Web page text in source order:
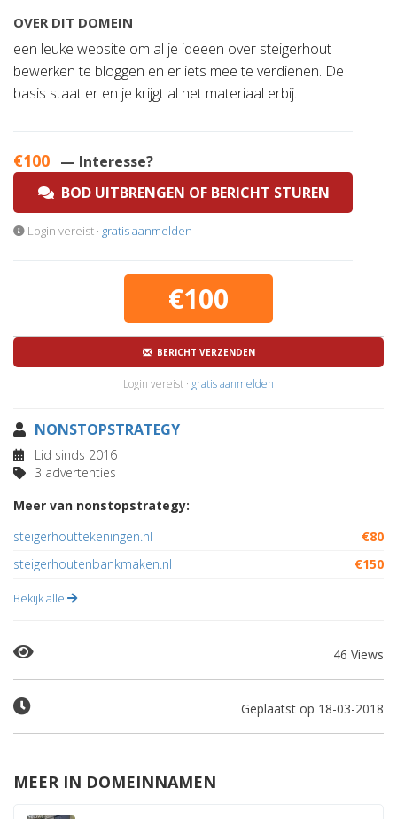
OVER DIT DOMEIN
een leuke website om al je ideeen over steigerhout
bewerken te bloggen en er iets mee te verdienen. De
basis staat er en je krijgt al het materiaal erbij.
€100 — Interesse?
BOD UITBRENGEN OF BERICHT STUREN
Login vereist · gratis aanmelden
€100
BERICHT VERZENDEN
Login vereist · gratis aanmelden
NONSTOPSTRATEGY
Lid sinds 2016
3 advertenties
Meer van nonstopstrategy:
steigerhouttekeningen.nl
€80
steigerhoutenbankmaken.nl
€150
Bekijk alle
46 Views
Geplaatst op 18-03-2018
MEER IN DOMEINNAMEN